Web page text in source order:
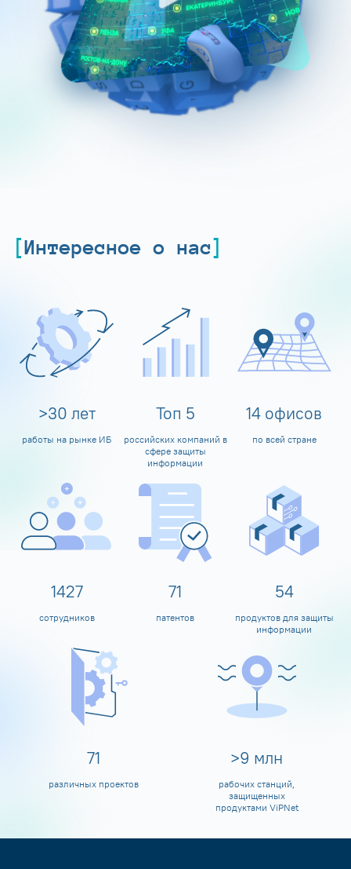
Интересное о нас
>30 лет
работы на рынке ИБ
Топ 5
российских компаний в
сфере защиты
информации
14 офисов
по всей стране
1597
сотрудников
80
патентов
60
продуктов для защиты
информации
80
различных проектов
>10 млн
рабочих станций,
защищенных
продуктами ViPNet